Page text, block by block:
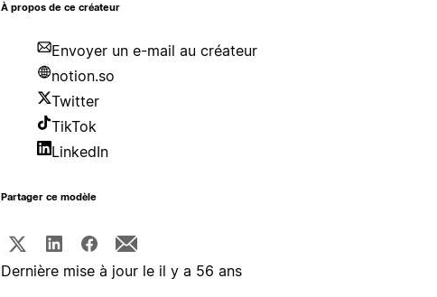
À propos de ce créateur
Envoyer un e-mail au créateur
notion.so
Twitter
TikTok
LinkedIn
Partager ce modèle
Dernière mise à jour le il y a 56 ans